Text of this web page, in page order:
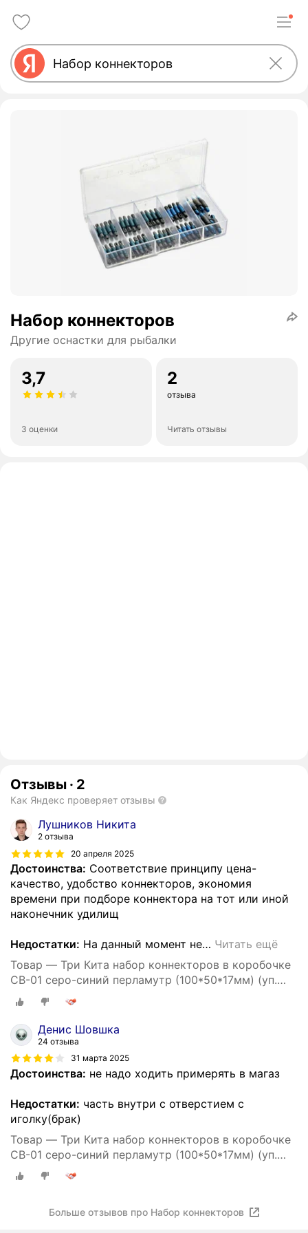
Набор коннекторов
Другие оснастки для рыбалки
3,7
3 оценки
2
отзыва
Читать отзывы
Отзывы · 2
Как Яндекс проверяет отзывы
Лушников Никита
2 отзыва
20 апреля 2025
Достоинства: Соответствие принципу цена-
качество, удобство коннекторов, экономия
времени при подборе коннектора на тот или иной
наконечник удилищ
Недостатки: На данный момент не… Читать ещё
Товар — Три Кита набор коннекторов в коробочке
СВ-01 серо-синий перламутр (100*50*17мм) (уп.
50)
Денис Шовшка
24 отзыва
31 марта 2025
Достоинства: не надо ходить примерять в магаз
Недостатки: часть внутри с отверстием с
иголку(брак)
Товар — Три Кита набор коннекторов в коробочке
СВ-01 серо-синий перламутр (100*50*17мм) (уп.
50)
Больше отзывов про Набор коннекторов